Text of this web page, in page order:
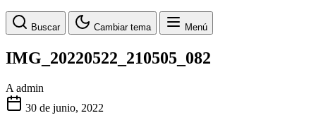
Buscar Cambiar tema Menú
IMG_20220522_210505_082
A admin
30 de junio, 2022